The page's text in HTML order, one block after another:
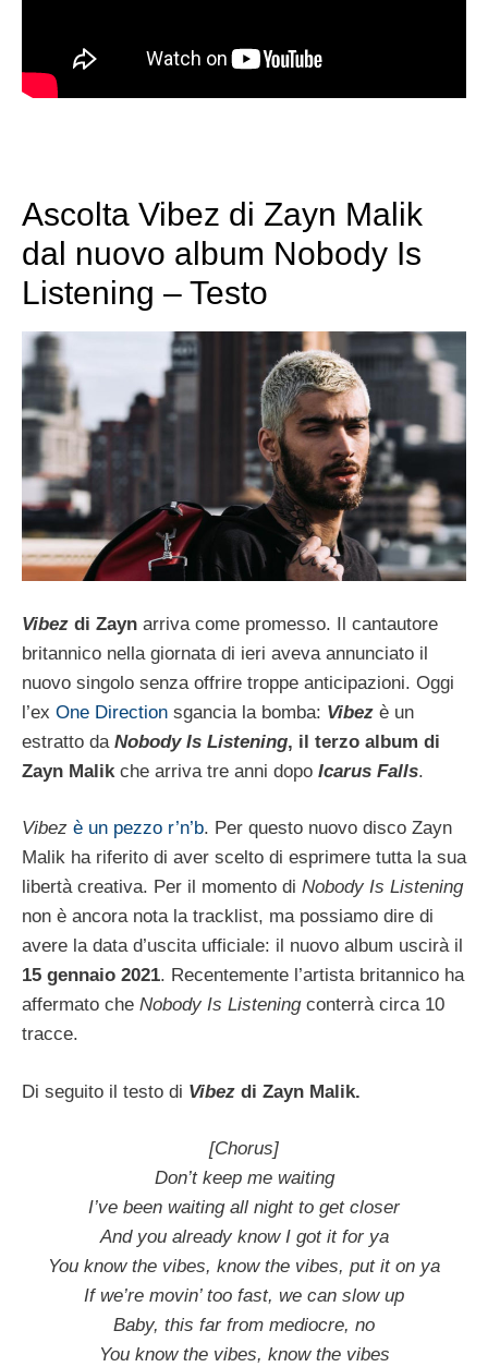
Ascolta Vibez di Zayn Malik
dal nuovo album Nobody Is
Listening – Testo
Vibez di Zayn arriva come promesso. Il cantautore
britannico nella giornata di ieri aveva annunciato il
nuovo singolo senza offrire troppe anticipazioni. Oggi
l’ex One Direction sgancia la bomba: Vibez è un
estratto da Nobody Is Listening, il terzo album di
Zayn Malik che arriva tre anni dopo Icarus Falls.
Vibez è un pezzo r’n’b. Per questo nuovo disco Zayn
Malik ha riferito di aver scelto di esprimere tutta la sua
libertà creativa. Per il momento di Nobody Is Listening
non è ancora nota la tracklist, ma possiamo dire di
avere la data d’uscita ufficiale: il nuovo album uscirà il
15 gennaio 2021. Recentemente l’artista britannico ha
affermato che Nobody Is Listeningconterrà circa 10
tracce.
Di seguito il testo di Vibez di Zayn Malik.
[Chorus]
Don’t keep me waiting
I’ve been waiting all night to get closer
And you already know I got it for ya
You know the vibes, know the vibes, put it on ya
If we’re movin’ too fast, we can slow up
Baby, this far from mediocre, no
You know the vibes, know the vibes